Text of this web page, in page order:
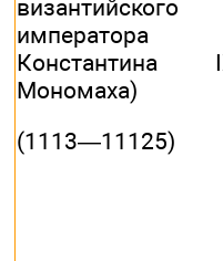
византийского
императора
Константина
Мономаха)
(1113—11125)